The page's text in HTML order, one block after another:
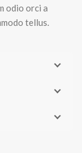
odio orci a
tellus.